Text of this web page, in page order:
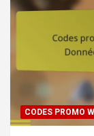
CODES PROMO